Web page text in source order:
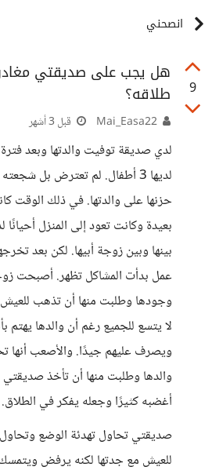
انصحني
9
هل يجب على صديقتي
طلاقه؟
قبل 3 أشهر
لدي صديقة توفيت والدتها وبعد
لديها 3 أطفال. لم تعترض بل
حزنها على والدتها. في ذلك
بعيدة وكانت تعود إلى المنزل
بينها وبين زوجة أبيها. لكن بعد
عمل بدأت المشاكل تظهر. أصبحت
وجودها وطلبت منها أن تذهب
لا يتسع للجميع رغم أن والدها يهتم
ويصرف عليهم جيدًا. والأصعب أنها
والدها وطلبت منها أن تأخذ صديقتي
أغضبه كثيرًا وجعله يفكر في الطلاق.
صديقتي تحاول تهدئة الوضع
للعيش مع جدتها لكنه يرفض